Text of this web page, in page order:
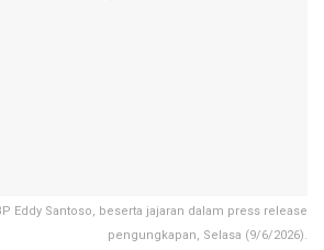
Eddy Santoso, beserta jajaran dalam press release
pengungkapan, Selasa (9/6/2026).